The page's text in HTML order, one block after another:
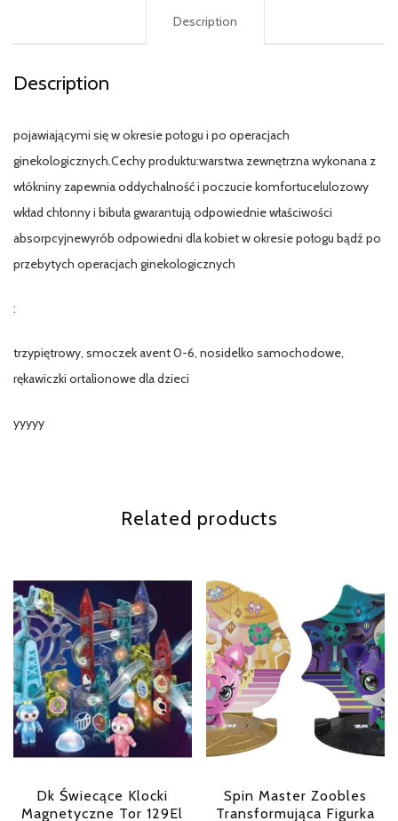
Description
Description
pojawiającymi się w okresie połogu i po operacjach
ginekologicznych.Cechy produktu:warstwa zewnętrzna wykonana z
włókniny zapewnia oddychalność i poczucie komfortucelulozowy
wkład chłonny i bibuła gwarantują odpowiednie właściwości
absorpcyjnewyrób odpowiedni dla kobiet w okresie połogu bądź po
przebytych operacjach ginekologicznych
:
trzypiętrowy, smoczek avent 0-6, nosidelko samochodowe,
rękawiczki ortalionowe dla dzieci
yyyyy
Related products
Dk Świecące Klocki
Magnetyczne Tor 129El
Spin Master Zoobles
Transformująca Figurka